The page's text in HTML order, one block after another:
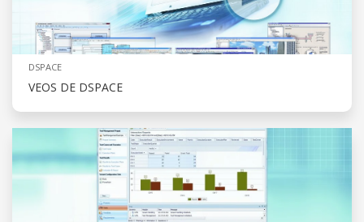
DSPACE
VEOS DE DSPACE